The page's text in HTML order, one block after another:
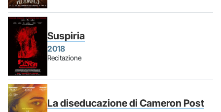
Suspiria
2018
Recitazione
La diseducazione di Cameron Post